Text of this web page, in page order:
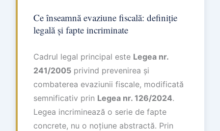
Ce înseamnă evaziune fiscală: definiție
legală și fapte incriminate
Cadrul legal principal este Legea nr.
241/2005 privind prevenirea și
combaterea evaziunii fiscale, modificată
semnificativ prin Legea nr. 126/2024.
Legea incriminează o serie de fapte
concrete, nu o noțiune abstractă. Prin